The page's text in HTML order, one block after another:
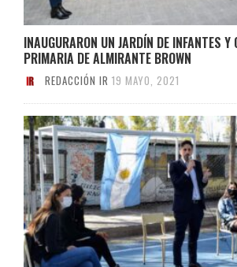
INAUGURARON UN JARDÍN DE INFANTES Y
PRIMARIA DE ALMIRANTE BROWN
REDACCIÓN IR 19 MAYO, 2021